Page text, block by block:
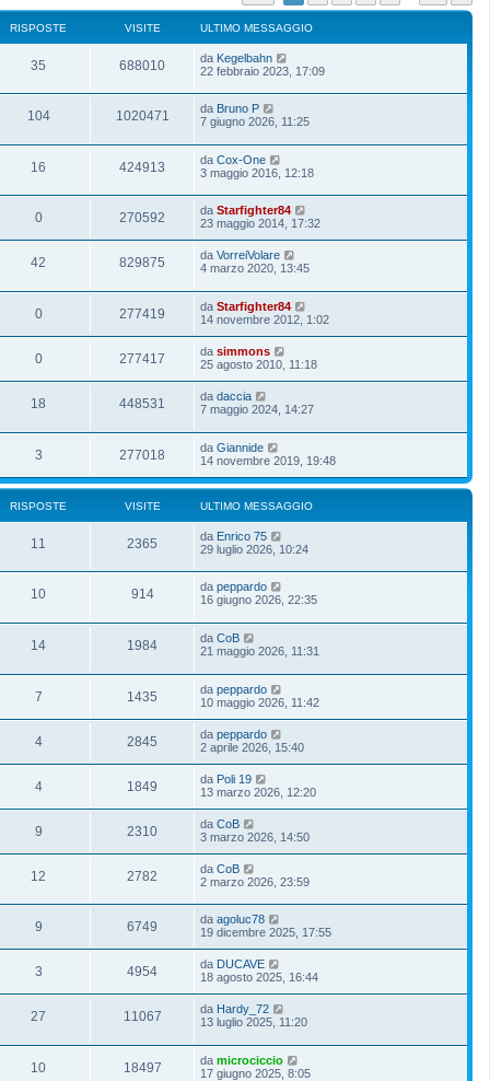
RISPOSTE VISITE ULTIMO MESSAGGIO
35 688010 da Kegelbahn
22 febbraio 2023, 17:09
104 1020471 da Bruno P
7 giugno 2026, 11:25
16 424913 da Cox-One
3 maggio 2016, 12:18
0 270592 da Starfighter84
23 maggio 2014, 17:32
42 829875 da VorreiVolare
4 marzo 2020, 13:45
0 277419 da Starfighter84
14 novembre 2012, 1:02
0 277417 da simmons
25 agosto 2010, 11:18
18 448531 da daccia
7 maggio 2024, 14:27
3 277018 da Giannide
14 novembre 2019, 19:48
RISPOSTE VISITE ULTIMO MESSAGGIO
11 2365 da Enrico 75
29 luglio 2026, 10:24
10 914 da peppardo
16 giugno 2026, 22:35
14 1984 da CoB
21 maggio 2026, 11:31
7 1435 da peppardo
10 maggio 2026, 11:42
4 2845 da peppardo
2 aprile 2026, 15:40
4 1849 da Poli 19
13 marzo 2026, 12:20
9 2310 da CoB
3 marzo 2026, 14:50
12 2782 da CoB
2 marzo 2026, 23:59
9 6749 da agoluc78
19 dicembre 2025, 17:55
3 4954 da DUCAVE
18 agosto 2025, 16:44
27 11067 da Hardy_72
13 luglio 2025, 11:20
10 18497 da microciccio
17 giugno 2025, 8:05